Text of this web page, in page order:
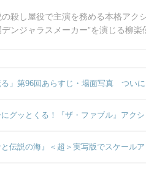
殺し屋役で主演を務める本格アク
デンジャラスメーカー”を演じる柳
る」第96回あらすじ・場面写真 つい
にグッとくる！『ザ・ファブル』アク
と伝説の海』＜超＞実写版でスケール